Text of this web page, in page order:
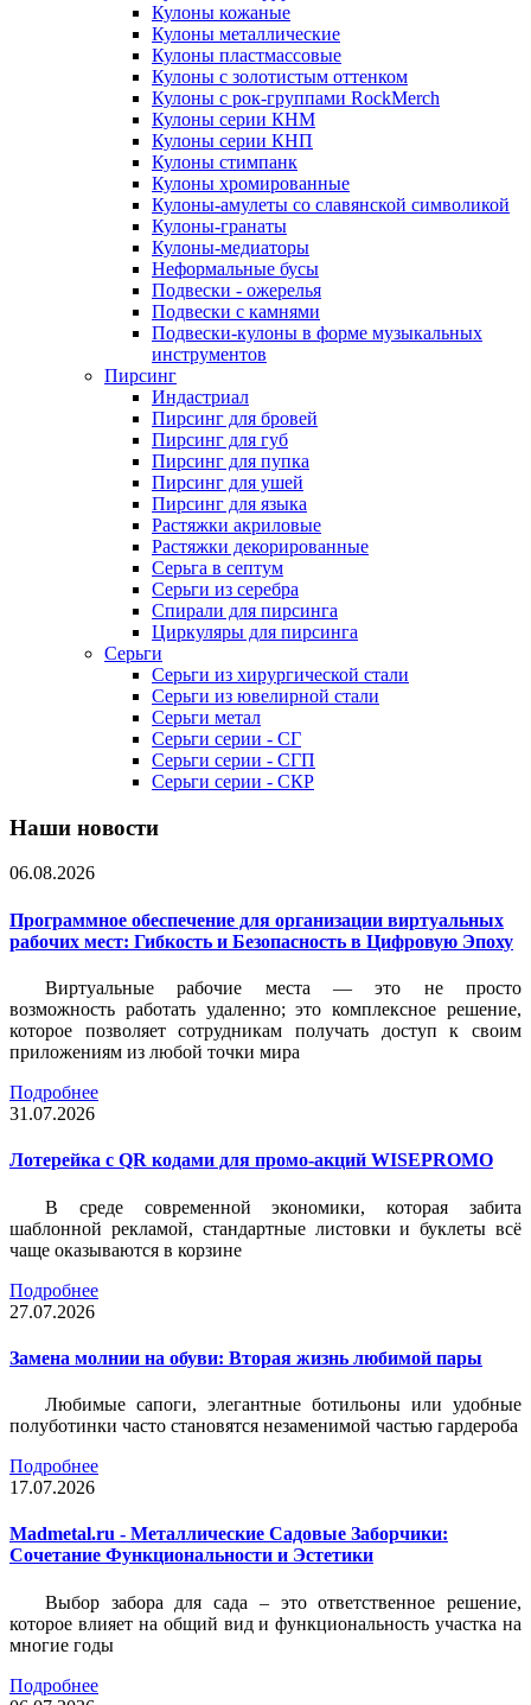
Кулоны кожаные
Кулоны металлические
Кулоны пластмассовые
Кулоны с золотистым оттенком
Кулоны с рок-группами RockMerch
Кулоны серии КНМ
Кулоны серии КНП
Кулоны стимпанк
Кулоны хромированные
Кулоны-амулеты со славянской символикой
Кулоны-гранаты
Кулоны-медиаторы
Неформальные бусы
Подвески - ожерелья
Подвески с камнями
Подвески-кулоны в форме музыкальных
инструментов
Пирсинг
Индастриал
Пирсинг для бровей
Пирсинг для губ
Пирсинг для пупка
Пирсинг для ушей
Пирсинг для языка
Растяжки акриловые
Растяжки декорированные
Серьга в септум
Серьги из серебра
Спирали для пирсинга
Циркуляры для пирсинга
Серьги
Серьги из хирургической стали
Серьги из ювелирной стали
Серьги метал
Серьги серии - СГ
Серьги серии - СГП
Серьги серии - СКР
Наши новости
06.08.2026
Программное обеспечение для организации виртуальных
рабочих мест: Гибкость и Безопасность в Цифровую Эпоху
Виртуальные рабочие места — это не просто
возможность работать удаленно; это комплексное решение,
которое позволяет сотрудникам получать доступ к своим
приложениям из любой точки мира
Подробнее
31.07.2026
Лотерейка c QR кодами для промо-акций WISEPROMO
В среде современной экономики, которая забита
шаблонной рекламой, стандартные листовки и буклеты всё
чаще оказываются в корзине
Подробнее
27.07.2026
Замена молнии на обуви: Вторая жизнь любимой пары
Любимые сапоги, элегантные ботильоны или удобные
полуботинки часто становятся незаменимой частью гардероба
Подробнее
17.07.2026
Madmetal.ru - Металлические Садовые Заборчики:
Сочетание Функциональности и Эстетики
Выбор забора для сада – это ответственное решение,
которое влияет на общий вид и функциональность участка на
многие годы
Подробнее